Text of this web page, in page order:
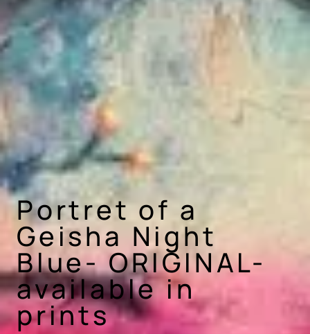
Portret of a
Geisha Night
Blue- ORIGINAL-
available in
prints